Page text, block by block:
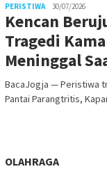
PERISTIWA 30/07/2026
Kencan
Tragedi
Meninggal
BacaJogja — Peristiwa
Pantai Parangtritis,
OLAHRAGA